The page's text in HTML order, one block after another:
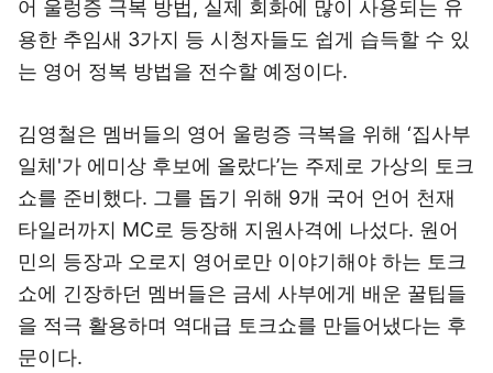
어 울렁증 극복 방법, 실제 회화에 많이 사용되는 유
용한 추임새 3가지 등 시청자들도 쉽게 습득할 수 있
는 영어 정복 방법을 전수할 예정이다.
김영철은 멤버들의 영어 울렁증 극복을 위해 ‘집사부
일체'가 에미상 후보에 올랐다’는 주제로 가상의 토크
쇼를 준비했다. 그를 돕기 위해 9개 국어 언어 천재
타일러까지 MC로 등장해 지원사격에 나섰다. 원어
민의 등장과 오로지 영어로만 이야기해야 하는 토크
쇼에 긴장하던 멤버들은 금세 사부에게 배운 꿀팁들
을 적극 활용하며 역대급 토크쇼를 만들어냈다는 후
문이다.